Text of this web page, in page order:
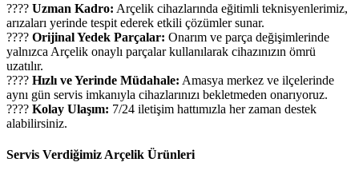
???? Uzman Kadro: Arçelik cihazlarında eğitimli teknisyenlerimiz,
arızaları yerinde tespit ederek etkili çözümler sunar.
???? Orijinal Yedek Parçalar: Onarım ve parça değişimlerinde
yalnızca Arçelik onaylı parçalar kullanılarak cihazınızın ömrü
uzatılır.
???? Hızlı ve Yerinde Müdahale: Amasya merkez ve ilçelerinde
aynı gün servis imkanıyla cihazlarınızı bekletmeden onarıyoruz.
???? Kolay Ulaşım: 7/24 iletişim hattımızla her zaman destek
alabilirsiniz.
Servis Verdiğimiz Arçelik Ürünleri